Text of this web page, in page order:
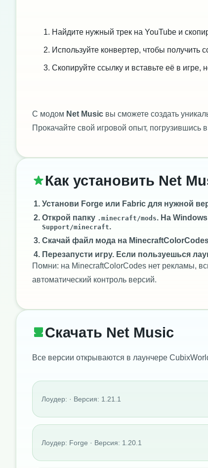
Найдите нужный трек на YouTube и
Используйте конвертер, чтобы получить
Скопируйте ссылку и вставьте её в игре,
С модом Net Music вы сможете создать
Прокачайте свой игровой опыт, погрузившись
Как установить Net
Установи Forge или Fabric для нужной
Открой папку .minecraft/mods. На
Support/minecraft.
Скачай файл мода на
Перезапусти игру. Если пользуешься
Помни: на MinecraftColorCodes нет рекламы,
автоматический контроль версий.
Скачать Net Music
Все версии открываются в лаунчере
Лоудер: · Версия: 1.21.1
Лоудер: Forge · Версия: 1.20.1